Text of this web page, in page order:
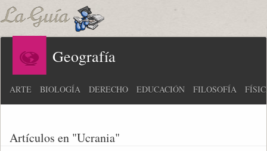
Geografía
ARTE BIOLOGÍA DERECHO EDUCACIÓN FILOSOFÍA
Artículos en "Ucrania"